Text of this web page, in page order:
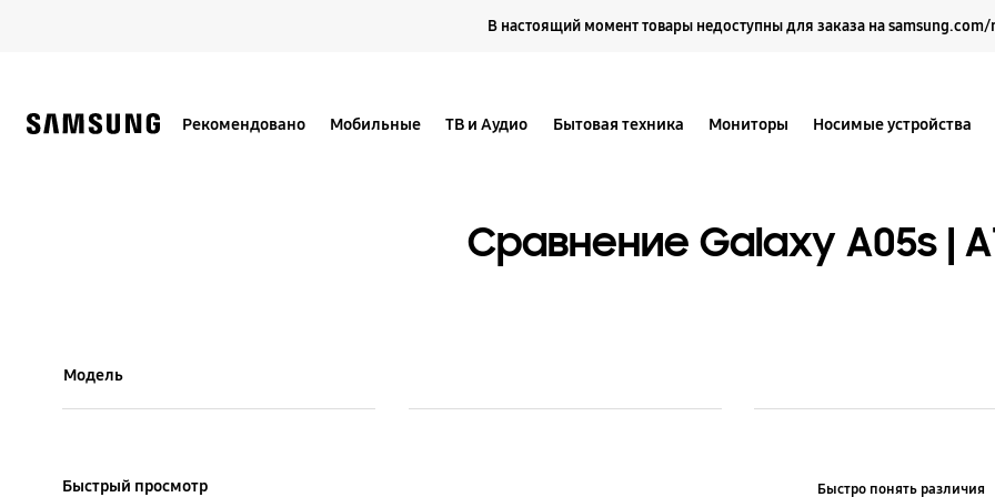
В настоящий момент товары недоступны для заказа на samsung.com/
Рекомендовано Мобильные ТВ и Аудио Бытовая техника Мониторы Носимые устройства
Сравнение Galaxy A05s |
Модель
Быстрый просмотр
Быстро понять различия